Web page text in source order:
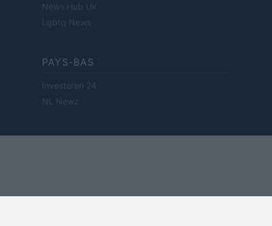
News Hub UK
Lgbtq News
PAYS-BAS
Investeren 24
NL Newz